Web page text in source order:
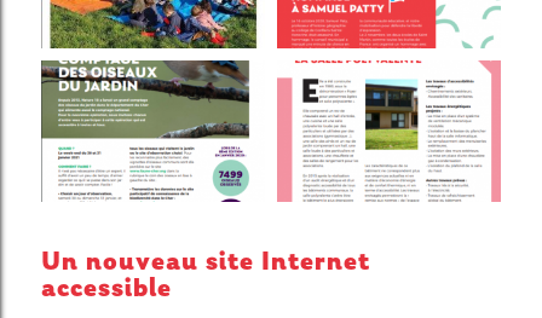
Un nouveau site Internet
accessible